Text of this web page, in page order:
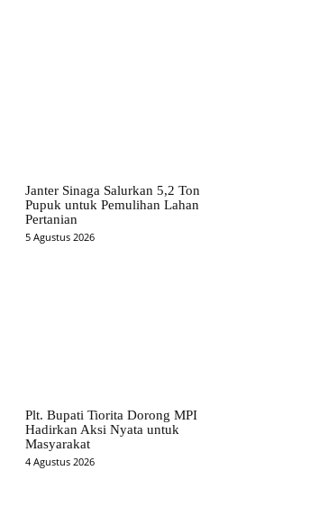
Janter Sinaga Salurkan 5,2 Ton
Pupuk untuk Pemulihan Lahan
Pertanian
5 Agustus 2026
Plt. Bupati Tiorita Dorong MPI
Hadirkan Aksi Nyata untuk
Masyarakat
4 Agustus 2026